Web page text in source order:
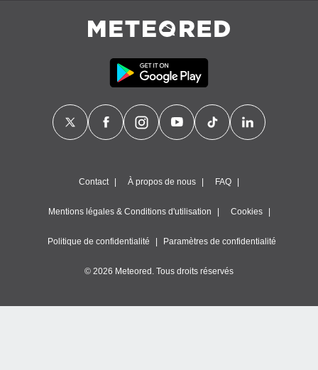
Contact À propos de nous FAQ
Mentions légales & Conditions d'utilisation Cookies
Politique de confidentialité Paramètres de confidentialité
© 2026 Meteored. Tous droits réservés